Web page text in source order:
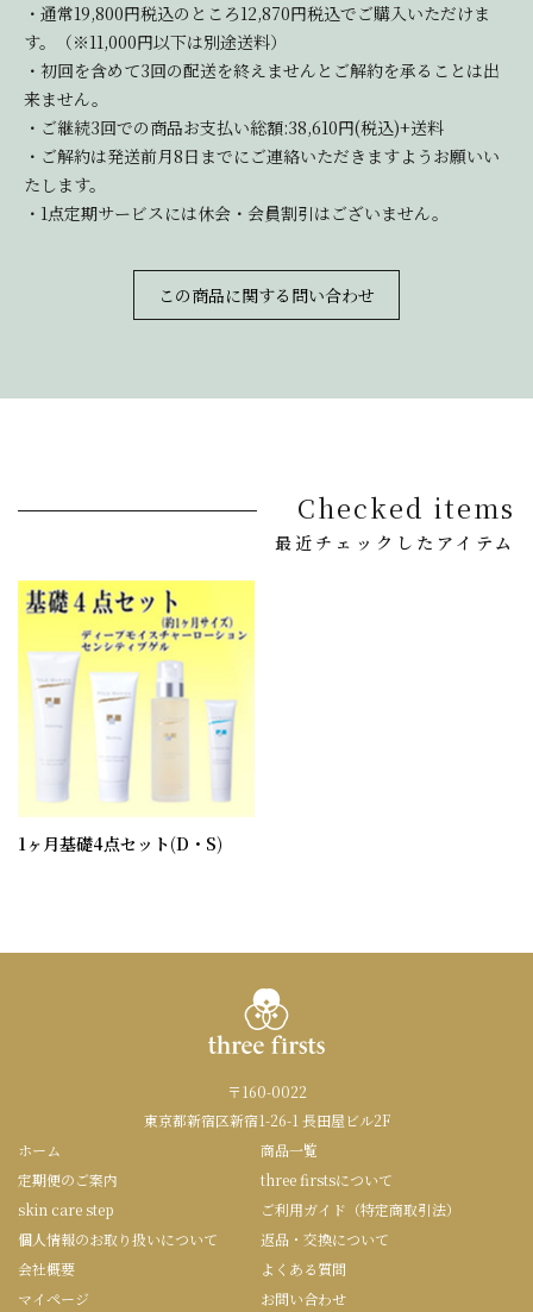
・通常19,800円税込のところ12,870円税込でご購入いただけま
す。（※11,000円以下は別途送料）
・初回を含めて3回の配送を終えませんとご解約を承ることは出
来ません。
・ご継続3回での商品お支払い総額:38,610円(税込)+送料
・ご解約は発送前月8日までにご連絡いただきますようお願いい
たします。
・1点定期サービスには休会・会員割引はございません。
この商品に関する問い合わせ
Checked items
最近チェックしたアイテム
1ヶ月基礎4点セット(D・S)
〒160-0022
東京都新宿区新宿1-26-1 長田屋ビル2F
ホーム
商品一覧
定期便のご案内
three firstsについて
skin care step
ご利用ガイド（特定商取引法）
個人情報のお取り扱いについて
返品・交換について
会社概要
よくある質問
マイページ
お問い合わせ